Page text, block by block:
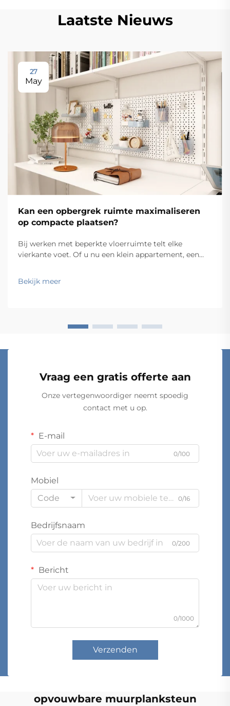
Laatste Nieuws
27
May
Kan een opbergrek ruimte maximaliseren
op compacte plaatsen?
Bij werken met beperkte vloerruimte telt elke
vierkante voet. Of u nu een klein appartement, een
organiseert, blijft de uitdaging hetzelfde: hoe krijgt u
Bekijk meer
Vraag een gratis offerte aan
Onze vertegenwoordiger neemt spoedig
contact met u op.
E-mail
0/100
Mobiel
Code
0/16
Bedrijfsnaam
0/200
Bericht
0/1000
Verzenden
opvouwbare muurplanksteun